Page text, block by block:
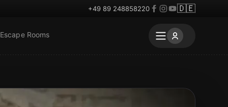
+49 89 248858220 🇩🇪
Rooms